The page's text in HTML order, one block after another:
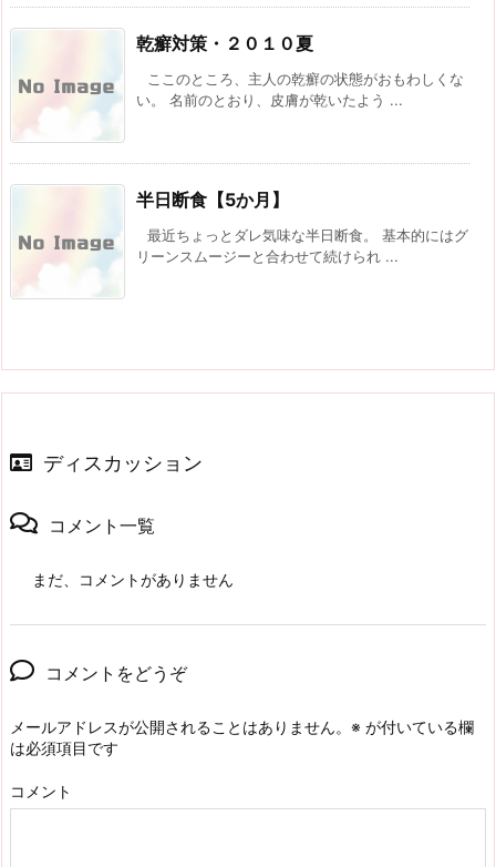
乾癬対策・２０１０夏
ここのところ、主人の乾癬の状態がおもわしくな
い。 名前のとおり、皮膚が乾いたよう ...
半日断食【5か月】
最近ちょっとダレ気味な半日断食。 基本的にはグ
リーンスムージーと合わせて続けられ ...
ディスカッション
コメント一覧
まだ、コメントがありません
コメントをどうぞ
メールアドレスが公開されることはありません。 ※ が付いている欄
は必須項目です
コメント